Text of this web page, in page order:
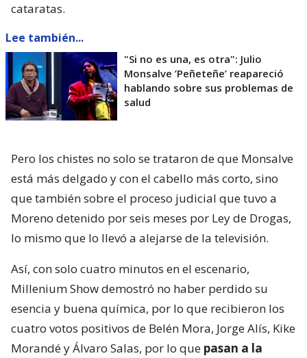
cataratas.
Lee también...
"Si no es una, es otra": Julio
Monsalve ’Peñeteñe’ reapareció
hablando sobre sus problemas de
salud
Pero los chistes no solo se trataron de que Monsalve
está más delgado y con el cabello más corto, sino
que también sobre el proceso judicial que tuvo a
Moreno detenido por seis meses por Ley de Drogas,
lo mismo que lo llevó a alejarse de la televisión.
Así, con solo cuatro minutos en el escenario,
Millenium Show demostró no haber perdido su
esencia y buena química, por lo que recibieron los
cuatro votos positivos de Belén Mora, Jorge Alís, Kike
Morandé y Álvaro Salas, por lo que pasan a la